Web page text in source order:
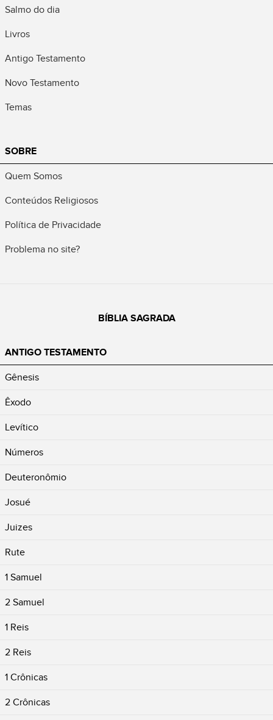
Salmo do dia
Livros
Antigo Testamento
Novo Testamento
Temas
SOBRE
Quem Somos
Conteúdos Religiosos
Política de Privacidade
Problema no site?
BÍBLIA SAGRADA
ANTIGO TESTAMENTO
Gênesis
Êxodo
Levítico
Números
Deuteronômio
Josué
Juizes
Rute
1 Samuel
2 Samuel
1 Reis
2 Reis
1 Crônicas
2 Crônicas